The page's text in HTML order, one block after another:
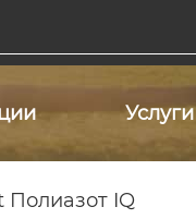
Услуги
IQ